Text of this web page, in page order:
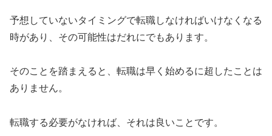
予想していないタイミングで転職しなければいけなくなる
時があり、その可能性はだれにでもあります。
そのことを踏まえると、転職は早く始めるに超したことは
ありません。
転職する必要がなければ、それは良いことです。